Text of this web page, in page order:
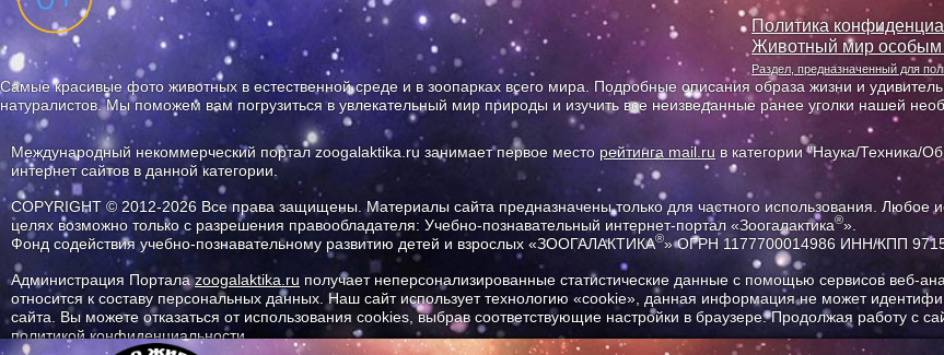
Политика
Животный мир особым
Раздел, предназначенный для
Самые красивые фото животных в естественной среде и в зоопарках всего мира. Подробные описания образа жизни и
натуралистов. Мы поможем вам погрузиться в увлекательный мир природы и изучить все неизведанные ранее уголки нашей
Международный некоммерческий портал zoogalaktika.ru занимает первое место рейтинга mail.ru в категории "Наука/Техника/
интернет сайтов в данной категории.
COPYRIGHT © 2012-2026 Все права защищены. Материалы сайта предназначены только для частного использования. Любое
целях возможно только с разрешения правообладателя: Учебно-познавательный интернет-портал «Зоогалактика®».
Фонд содействия учебно-познавательному развитию детей и взрослых «ЗООГАЛАКТИКА®» ОГРН 1177700014986 ИНН/КПП
Администрация Порталаzoogalaktika.ru получает неперсонализированные статистические данные с помощью сервисов веб-
относится к составу персональных данных. Наш сайт использует технологию «cookie», данная информация не может
сайта. Вы можете отказаться от использования cookies, выбрав соответствующие настройки в браузере. Продолжая работу с
политикой конфиденциальности.